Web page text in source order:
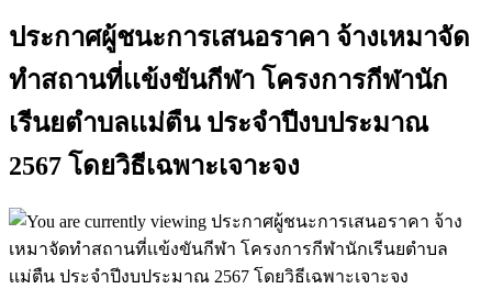
ประกาศผู้ชนะการเสนอราคา จ้างเหมาจัด
ทำสถานที่เเข้งขันกีฬา โครงการกีฬานัก
เรีนยตำบลเเม่ตืน ประจำปีงบประมาณ
2567 โดยวิธีเฉพาะเจาะจง